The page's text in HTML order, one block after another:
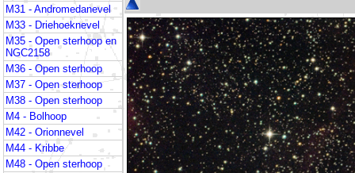
M31 - Andromedanevel
M33 - Driehoeknevel
M35 - Open sterhoop en
NGC2158
M36 - Open sterhoop
M37 - Open sterhoop
M38 - Open sterhoop
M4 - Bolhoop
M42 - Orionnevel
M44 - Kribbe
M48 - Open sterhoop